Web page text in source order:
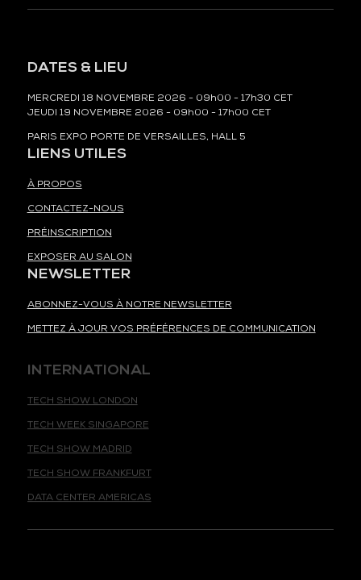
DATES & LIEU
MERCREDI 18 NOVEMBRE 2026 - 09h00 - 17h30 CET
JEUDI 19 NOVEMBRE 2026 - 09h00 - 17h00 CET
PARIS EXPO PORTE DE VERSAILLES, HALL 5
LIENS UTILES
À PROPOS
CONTACTEZ-NOUS
PRÉINSCRIPTION
EXPOSER AU SALON
NEWSLETTER
ABONNEZ-VOUS À NOTRE NEWSLETTER
METTEZ À JOUR VOS PRÉFÉRENCES DE COMMUNICATION
TECH WEEK SINGAPORE
TECH SHOW MADRID
TECH SHOW FRANKFURT
DATA CENTER AMERICAS